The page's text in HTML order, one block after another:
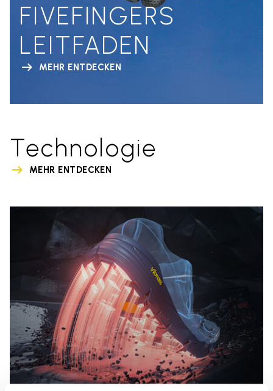
FIVEFINGERS
LEITFADEN
MEHR ENTDECKEN
Technologie
MEHR ENTDECKEN